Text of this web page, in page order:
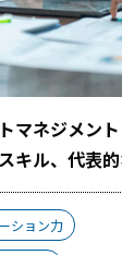
マネジメン
キル、代表
ション力